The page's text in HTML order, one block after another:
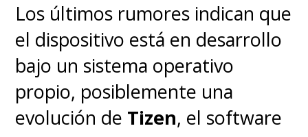
Los últimos rumores indican que
el dispositivo está en desarrollo
bajo un sistema operativo
propio, posiblemente una
evolución de Tizen, el software